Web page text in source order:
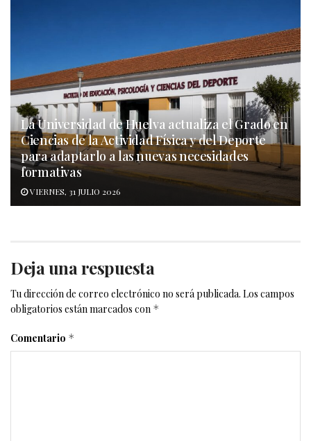
La Universidad de Huelva actualiza el Grado en
Ciencias de la Actividad Física y del Deporte
para adaptarlo a las nuevas necesidades
formativas
VIERNES, 31 JULIO 2026
Deja una respuesta
Tu dirección de correo electrónico no será publicada. Los campos
obligatorios están marcados con *
Comentario *